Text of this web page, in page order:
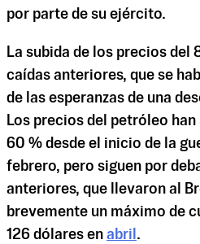
por parte de su ejército.
La subida de los precios del
caídas anteriores, que se
de las esperanzas de una
Los precios del petróleo han
60 % desde el inicio de la
febrero, pero siguen por
anteriores, que llevaron al
brevemente un máximo de
126 dólares en abril .